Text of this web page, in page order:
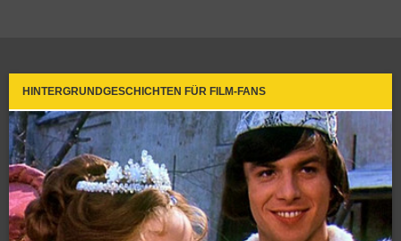
HINTERGRUNDGESCHICHTEN FÜR FILM-FANS